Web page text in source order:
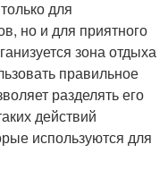
для
но и для приятного
зона отдыха
правильное
разделять его
действий
используются для